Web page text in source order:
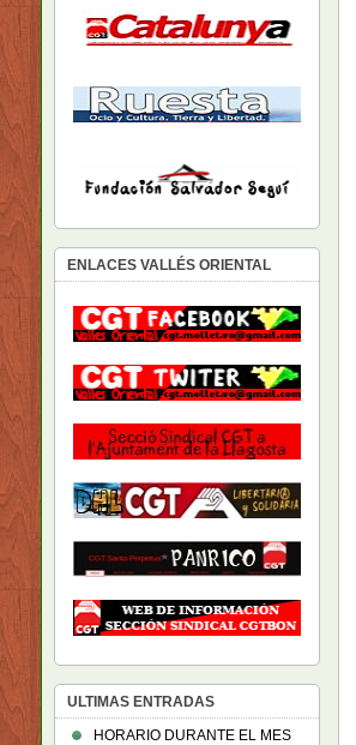
ENLACES VALLÉS ORIENTAL
ULTIMAS ENTRADAS
HORARIO DURANTE EL MES